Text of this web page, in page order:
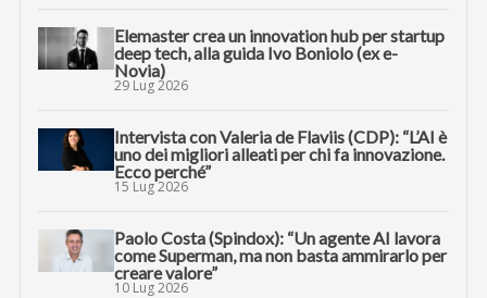
Elemaster crea un innovation hub per startup
deep tech, alla guida Ivo Boniolo (ex e-
Novia)
29 Lug 2026
Intervista con Valeria de Flaviis (CDP): “L’AI è
uno dei migliori alleati per chi fa innovazione.
Ecco perché”
15 Lug 2026
Paolo Costa (Spindox): “Un agente AI lavora
come Superman, ma non basta ammirarlo per
creare valore”
10 Lug 2026